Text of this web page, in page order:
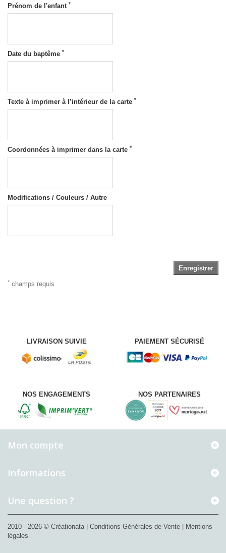
Prénom de l'enfant *
Date du baptême *
Texte à imprimer à l’intérieur de la carte *
Coordonnées à imprimer dans la carte *
Modifications / Couleurs / Autre
Enregistrer
* champs requis
LIVRAISON SUIVIE PAIEMENT SÉCURISÉ
NOS ENGAGEMENTS NOS PARTENAIRES
Mon compte
Informations
2010 - 2026 © Créationata | Conditions Générales de Vente
| Mentions
légales
Une question ?